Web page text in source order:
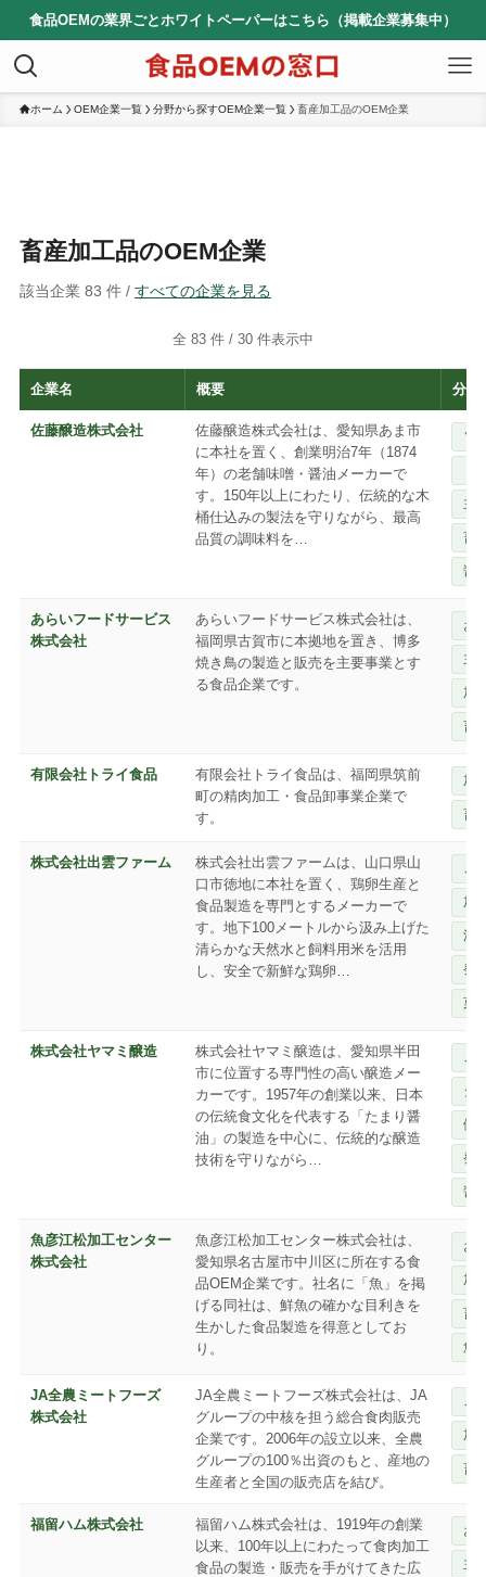
食品OEMの業界ごとホワイトペーパーはこちら（掲載企業募集中）
ホーム OEM企業一覧 分野から探すOEM企業一覧 畜産加工品のOEM企業
畜産加工品のOEM企業
該当企業 83 件 / すべての企業を見る
全 83 件 / 30 件表示中
企業名 概要 分野
佐藤醸造株式会社
佐藤醸造株式会社は、愛知県あま市
に本社を置く、創業明治7年（1874
年）の老舗味噌・醤油メーカーで
す。150年以上にわたり、伝統的な木
桶仕込みの製法を守りながら、最高
品質の調味料を…
ソ
主
畜
醤
あらいフードサービス
株式会社
あらいフードサービス株式会社は、
福岡県古賀市に本拠地を置き、博多
焼き鳥の製造と販売を主要事業とす
る食品企業です。
お
主
加
畜
有限会社トライ食品
有限会社トライ食品は、福岡県筑前
町の精肉加工・食品卸事業企業で
す。
加
畜
株式会社出雲ファーム
株式会社出雲ファームは、山口県山
口市徳地に本社を置く、鶏卵生産と
食品製造を専門とするメーカーで
す。地下100メートルから汲み上げた
清らかな天然水と飼料用米を活用
し、安全で新鮮な鶏卵…
加
洋
発
菓
株式会社ヤマミ醸造
株式会社ヤマミ醸造は、愛知県半田
市に位置する専門性の高い醸造メー
カーです。1957年の創業以来、日本
の伝統食文化を代表する「たまり醤
油」の製造を中心に、伝統的な醸造
技術を守りながら…
タ
健
発
醤
魚彦江松加工センター
株式会社
魚彦江松加工センター株式会社は、
愛知県名古屋市中川区に所在する食
品OEM企業です。社名に「魚」を掲
げる同社は、鮮魚の確かな目利きを
生かした食品製造を得意としてお
り。
お
加
畜
魚
JA全農ミートフーズ
株式会社
JA全農ミートフーズ株式会社は、JA
グループの中核を担う総合食肉販売
企業です。2006年の設立以来、全農
グループの100％出資のもと、産地の
生産者と全国の販売店を結び。
加
畜
福留ハム株式会社
福留ハム株式会社は、1919年の創業
以来、100年以上にわたって食肉加工
食品の製造・販売を手がけてきた広
お
主